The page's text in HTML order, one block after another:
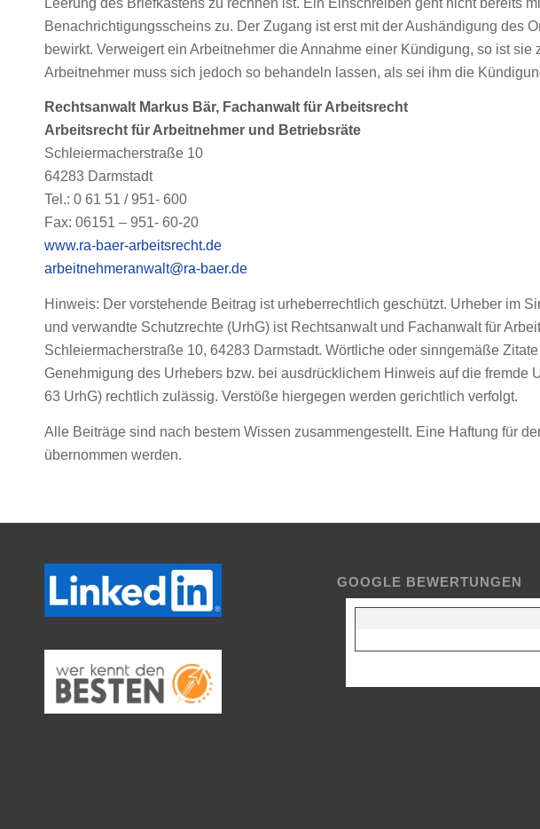
Benachrichtigungsscheins zu. Der Zugang ist erst mit der Aushändigung des
bewirkt. Verweigert ein Arbeitnehmer die Annahme einer Kündigung, so ist sie
Arbeitnehmer muss sich jedoch so behandeln lassen, als sei ihm die
Rechtsanwalt Markus Bär, Fachanwalt für Arbeitsrecht
Arbeitsrecht für Arbeitnehmer und Betriebsräte
Schleiermacherstraße 10
64283 Darmstadt
Tel.: 0 61 51 / 951- 600
Fax: 06151 – 951- 60-20
www.ra-baer-arbeitsrecht.de
arbeitnehmeranwalt@ra-baer.de
Hinweis: Der vorstehende Beitrag ist urheberrechtlich geschützt. Urheber im
und verwandte Schutzrechte (UrhG) ist Rechtsanwalt und Fachanwalt für
Schleiermacherstraße 10, 64283 Darmstadt. Wörtliche oder sinngemäße
Genehmigung des Urhebers bzw. bei ausdrücklichem Hinweis auf die fremde
63 UrhG) rechtlich zulässig. Verstöße hiergegen werden gerichtlich verfolgt.
Alle Beiträge sind nach bestem Wissen zusammengestellt. Eine Haftung für
übernommen werden.
GOOGLE BEWERTUNGEN